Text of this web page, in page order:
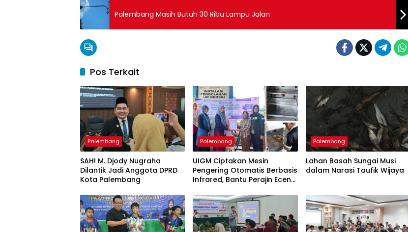
Palembang Masih Butuh 30 Ribu Lampu Jalan
Pos Terkait
Palembang
SAH! M. Djody Nugraha
Dilantik Jadi Anggota DPRD
Kota Palembang
Palembang
UIGM Ciptakan Mesin
Pengering Otomatis Berbasis
Infrared, Bantu Perajin Eceng
Palembang
Lahan Basah Sungai Musi
dalam Narasi Taufik Wijaya